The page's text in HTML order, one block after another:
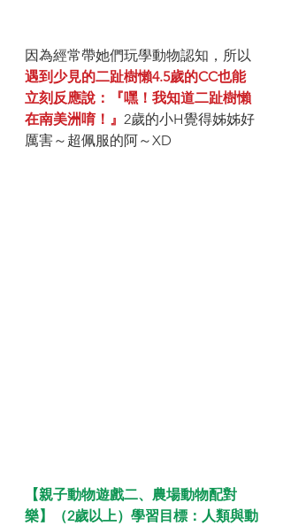
因為經常帶她們玩學動物認知，所以
遇到少見的二趾樹懶4.5歲的CC也能
立刻反應說：『嘿！我知道二趾樹懶
在南美洲唷！』 2歲的小H覺得姊姊好
厲害～超佩服的阿～XD
【親子動物遊戲二、農場動物配對
樂】（2歲以上）學習目標：人類與動